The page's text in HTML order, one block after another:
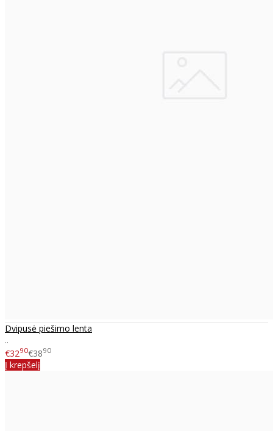
Dvipusė piešimo lenta
..
€3290€3890
Į krepšelį